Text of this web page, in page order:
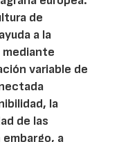
de
a la
variable de
la
de las
a